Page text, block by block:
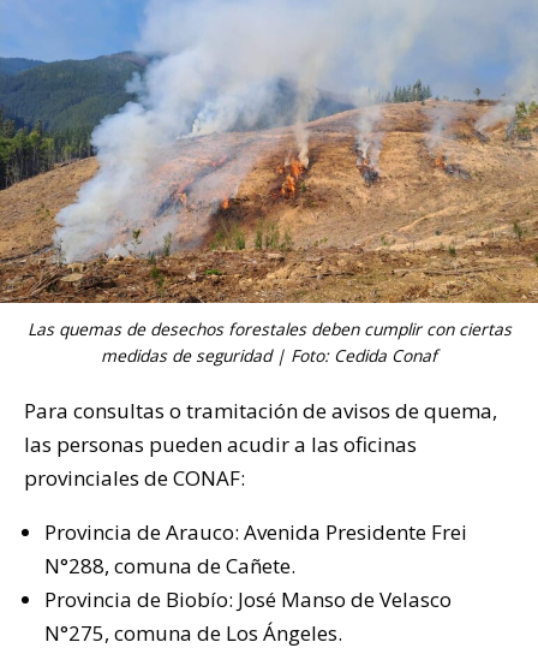
Las quemas de desechos forestales deben cumplir con ciertas
medidas de seguridad | Foto: Cedida Conaf
Para consultas o tramitación de avisos de quema,
las personas pueden acudir a las oficinas
provinciales de CONAF:
Provincia de Arauco: Avenida Presidente Frei
N°288, comuna de Cañete.
Provincia de Biobío: José Manso de Velasco
N°275, comuna de Los Ángeles.